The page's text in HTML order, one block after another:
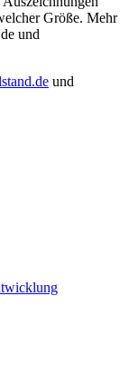
Größe. Mehr
und
und